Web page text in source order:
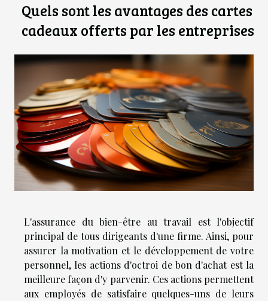
Quels sont les avantages des cartes
cadeaux offerts par les entreprises
L'assurance du bien-être au travail est l'objectif
principal de tous dirigeants d'une firme. Ainsi, pour
assurer la motivation et le développement de votre
personnel, les actions d'octroi de bon d'achat est la
meilleure façon d'y parvenir. Ces actions permettent
aux employés de satisfaire quelques-uns de leurs